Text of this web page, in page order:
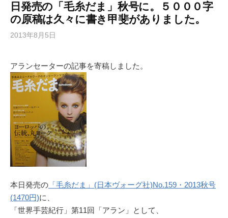
日発売の「毛糸だま」秋号に。５０００字
の原稿は久々に書き甲斐がありました。
2013年8月5日
アランセーターの記事を寄稿しました。
本日発売の 「毛糸だま」(日本ヴォーグ社)No.159・2013秋号
(1470円)に、
「世界手芸紀行」第11回「アラン」として、